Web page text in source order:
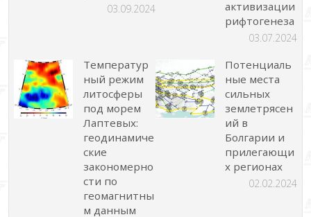
03.09.2024
активизации
рифтогенеза
03.07.2024
Температур
ный режим
литосферы
под морем
Лаптевых:
геодинамиче
ские
закономерно
сти по
геомагнитны
м данным
Потенциаль
ные места
сильных
землетрясен
ий в
Болгарии и
прилегающи
х регионах
02.02.2024